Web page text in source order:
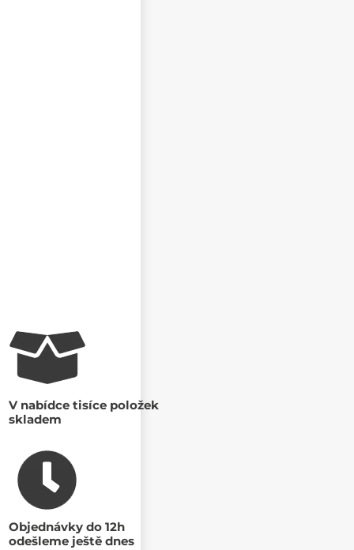
V nabídce tisíce položek
skladem
Objednávky do 12h
odešleme ještě dnes